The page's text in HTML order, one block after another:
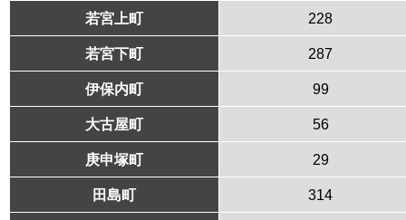
若宮上町 228
若宮下町 287
伊保内町 99
大古屋町 56
庚申塚町 29
田島町 314